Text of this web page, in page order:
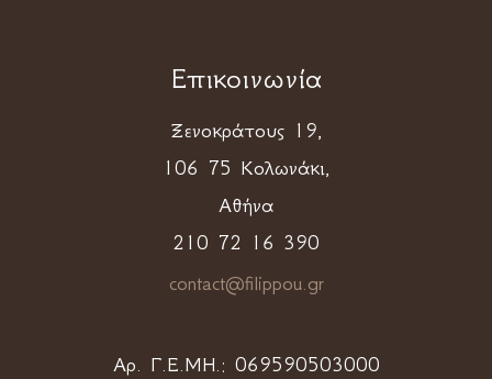
Επικοινωνία
Ξενοκράτους 19,
106 75 Κολωνάκι,
Αθήνα
210 72 16 390
contact@filippou.gr
Αρ. Γ.Ε.ΜΗ.: 069590503000